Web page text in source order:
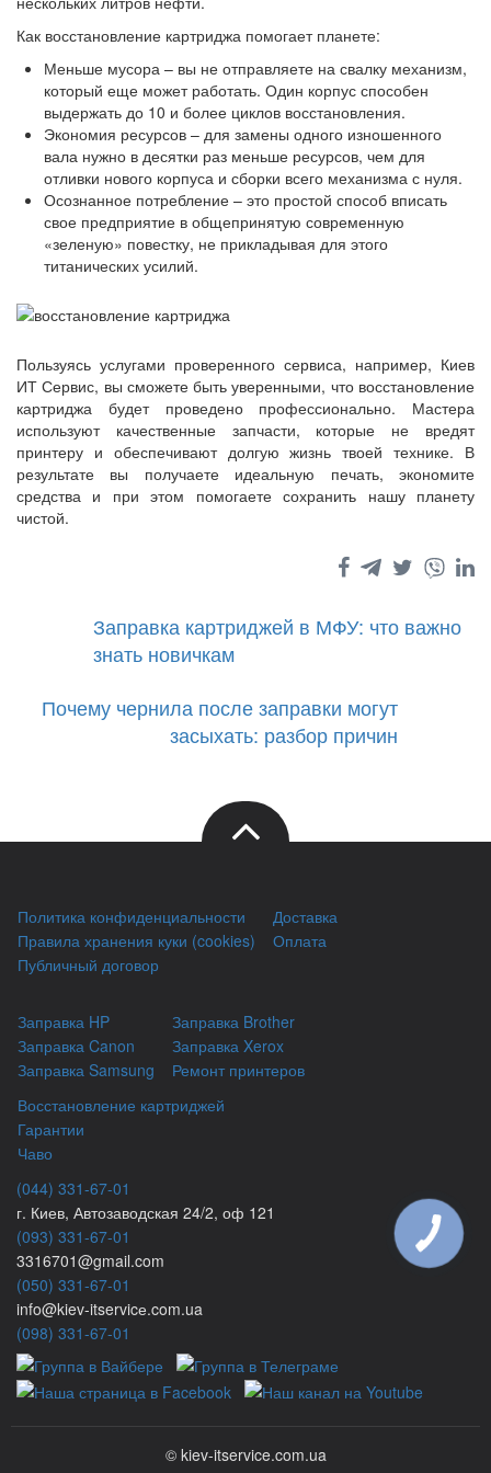
Как восстановление картриджа помогает планете:
Меньше мусора – вы не отправляете на свалку механизм,
который еще может работать. Один корпус способен
выдержать до 10 и более циклов восстановления.
Экономия ресурсов – для замены одного изношенного
вала нужно в десятки раз меньше ресурсов, чем для
отливки нового корпуса и сборки всего механизма с нуля.
Осознанное потребление – это простой способ вписать
свое предприятие в общепринятую современную
«зеленую» повестку, не прикладывая для этого
титанических усилий.
Пользуясь услугами проверенного сервиса, например, Киев
ИТ Сервис, вы сможете быть уверенными, что восстановление
картриджа будет проведено профессионально. Мастера
используют качественные запчасти, которые не вредят
принтеру и обеспечивают долгую жизнь твоей технике. В
результате вы получаете идеальную печать, экономите
средства и при этом помогаете сохранить нашу планету
чистой.
Заправка картриджей в МФУ: что важно
знать новичкам
Почему чернила после заправки могут
засыхать: разбор причин
Политика конфиденциальности
Правила хранения куки (cookies)
Публичный договор
Доставка
Оплата
Заправка HP
Заправка Canon
Заправка Samsung
Заправка Brother
Заправка Xerox
Ремонт принтеров
Восстановление картриджей
Гарантии
Чаво
(044) 331-67-01
г. Киев, Автозаводская 24/2, оф 121
(093) 331-67-01
3316701@gmail.com
(050) 331-67-01
info@kiev-itservicе.com.ua
(098) 331-67-01
© kiev-itservice.com.ua